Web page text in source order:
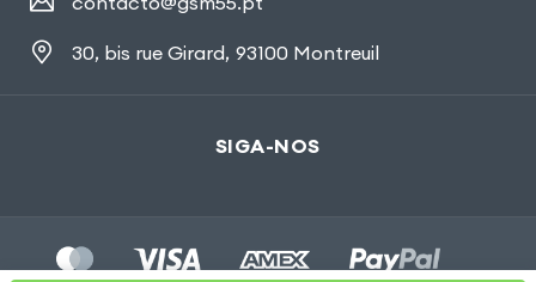
30, bis rue Girard, 93100 Montreuil
SIGA-NOS